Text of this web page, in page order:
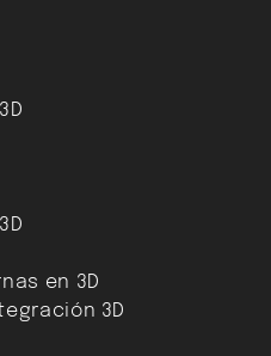
en 3D
3D